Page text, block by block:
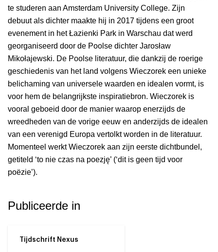
te studeren aan Amsterdam University College. Zijn
debuut als dichter maakte hij in 2017 tijdens een groot
evenement in het Łazienki Park in Warschau dat werd
georganiseerd door de Poolse dichter Jarosław
Mikołajewski. De Poolse literatuur, die dankzij de roerige
geschiedenis van het land volgens Wieczorek een unieke
belichaming van universele waarden en idealen vormt, is
voor hem de belangrijkste inspiratiebron. Wieczorek is
vooral geboeid door de manier waarop enerzijds de
wreedheden van de vorige eeuw en anderzijds de idealen
van een verenigd Europa vertolkt worden in de literatuur.
Momenteel werkt Wieczorek aan zijn eerste dichtbundel,
getiteld ‘to nie czas na poezję’ (‘dit is geen tijd voor
poëzie’).
Publiceerde in
Tijdschrift Nexus